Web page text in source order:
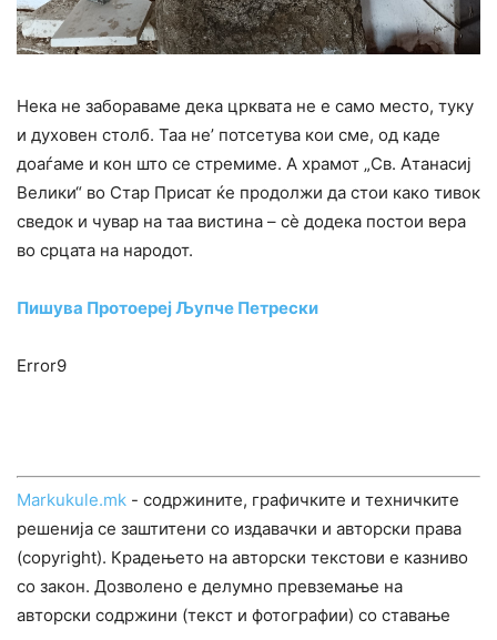
Нека не забораваме дека црквата не е само место, туку
и духовен столб. Таа не’ потсетува кои сме, од каде
доаѓаме и кон што се стремиме. А храмот „Св. Атанасиј
Велики“ во Стар Присат ќе продолжи да стои како тивок
сведок и чувар на таа вистина – сè додека постои вера
во срцата на народот.
Пишува Протоереј Љупче Петрески
Error9
Markukule.mk - содржините, графичките и техничките
решенија се заштитени со издавачки и авторски права
(copyright). Крадењето на авторски текстови е казниво
со закон. Дозволено е делумно превземање на
авторски содржини (текст и фотографии) со ставање